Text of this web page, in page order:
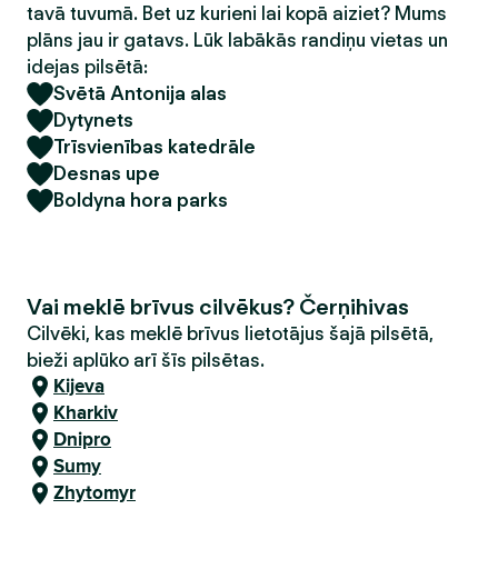
tavā tuvumā. Bet uz kurieni lai kopā aiziet? Mums
plāns jau ir gatavs. Lūk labākās randiņu vietas un
idejas pilsētā:
Svētā Antonija alas
Dytynets
Trīsvienības katedrāle
Desnas upe
Boldyna hora parks
Vai meklē brīvus cilvēkus? Čerņihivas
Cilvēki, kas meklē brīvus lietotājus šajā pilsētā,
bieži aplūko arī šīs pilsētas.
Kijeva
Kharkiv
Dnipro
Sumy
Zhytomyr